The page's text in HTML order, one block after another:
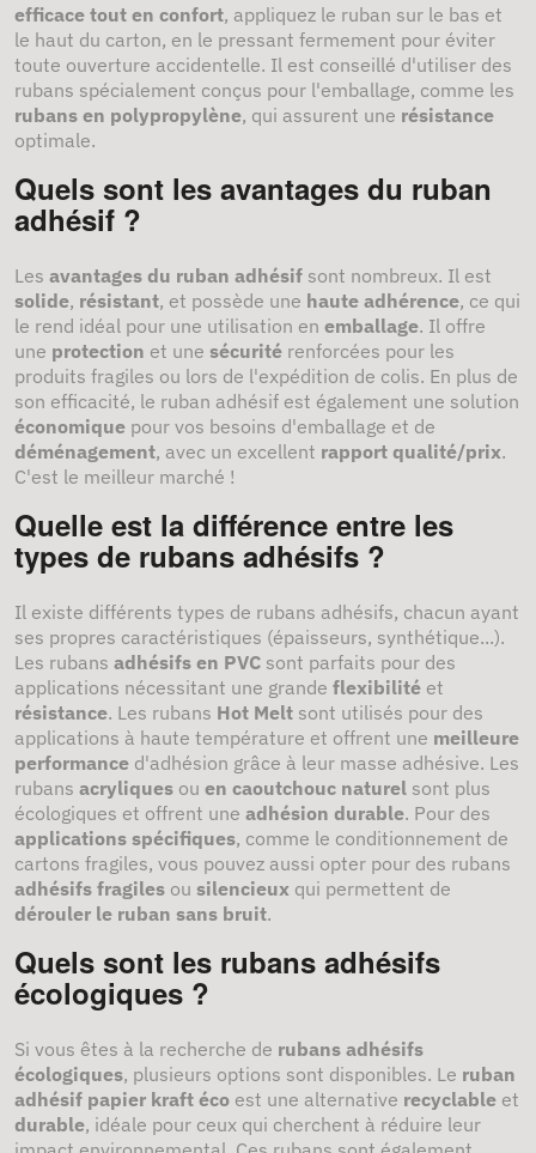
efficace tout en confort, appliquez le ruban sur le bas et
le haut du carton, en le pressant fermement pour éviter
toute ouverture accidentelle. Il est conseillé d'utiliser des
rubans spécialement conçus pour l'emballage, comme les
rubans en polypropylène, qui assurent une résistance
optimale.
Quels sont les avantages du ruban
adhésif ?
Les avantages du ruban adhésif sont nombreux. Il est
solide, résistant, et possède une haute adhérence, ce qui
le rend idéal pour une utilisation en emballage. Il offre
une protection et une sécurité renforcées pour les
produits fragiles ou lors de l'expédition de colis. En plus de
son efficacité, le ruban adhésif est également une solution
économique pour vos besoins d'emballage et de
déménagement, avec un excellent rapport qualité/prix.
C'est le meilleur marché !
Quelle est la différence entre les
types de rubans adhésifs ?
Il existe différents types de rubans adhésifs, chacun ayant
ses propres caractéristiques (épaisseurs, synthétique...).
Les rubans adhésifs en PVC sont parfaits pour des
applications nécessitant une grande flexibilité et
résistance. Les rubans Hot Melt sont utilisés pour des
applications à haute température et offrent une meilleure
performance d'adhésion grâce à leur masse adhésive. Les
rubans acryliques ou en caoutchouc naturel sont plus
écologiques et offrent une adhésion durable. Pour des
applications spécifiques, comme le conditionnement de
cartons fragiles, vous pouvez aussi opter pour des rubans
adhésifs fragiles ou silencieux qui permettent de
dérouler le ruban sans bruit.
Quels sont les rubans adhésifs
écologiques ?
Si vous êtes à la recherche de rubans adhésifs
écologiques, plusieurs options sont disponibles. Le ruban
adhésif papier kraft éco est une alternative recyclable et
durable, idéale pour ceux qui cherchent à réduire leur